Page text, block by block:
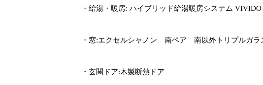
・給湯・暖房: ハイブリッド給湯暖房システム VIVIDO
・窓:エクセルシャノン 南ペア 南以外トリプルガラ
・玄関ドア:木製断熱ドア